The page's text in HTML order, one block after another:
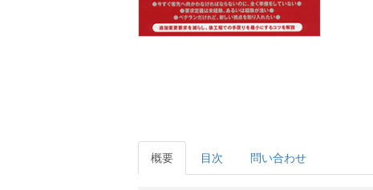
概要 目次 問い合わせ